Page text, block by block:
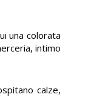
una colorata
intimo
calze,